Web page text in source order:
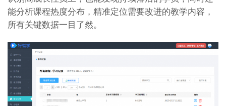
能分析课程热度分布，精准定位需要改进的教学内容，
所有关键数据一目了然。